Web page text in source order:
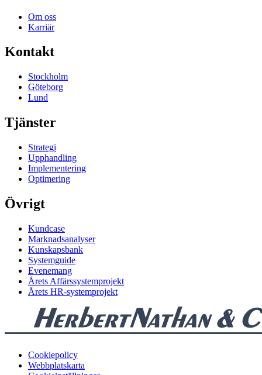
Om oss
Karriär
Kontakt
Stockholm
Göteborg
Lund
Tjänster
Strategi
Upphandling
Implementering
Optimering
Övrigt
Kundcase
Marknadsanalyser
Kunskapsbank
Systemguide
Evenemang
Årets Affärssystemprojekt
Årets HR-systemprojekt
Cookiepolicy
Webbplatskarta